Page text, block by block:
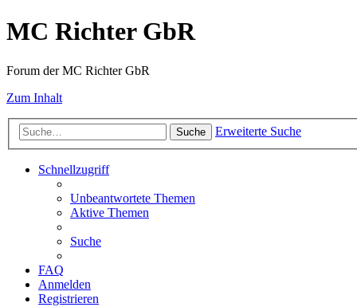
MC Richter GbR
Forum der MC Richter GbR
Zum Inhalt
Suche Erweiterte Suche
Schnellzugriff
Unbeantwortete Themen
Aktive Themen
Suche
FAQ
Anmelden
Registrieren